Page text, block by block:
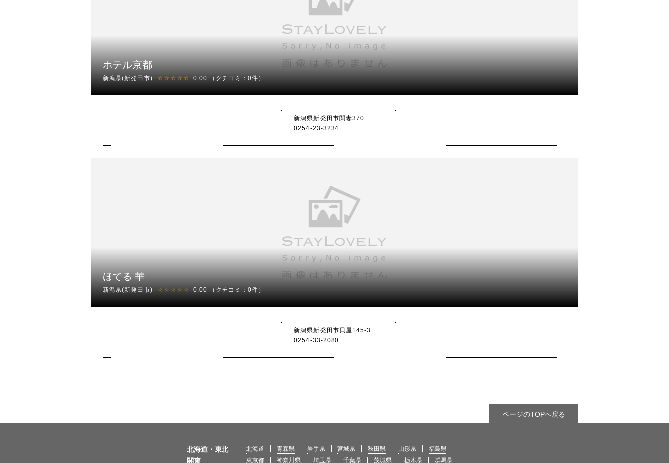
ホテル京都
新潟県(新発田市) ☆☆☆☆☆ 0.00 （クチコミ：0件）
新潟県新発田市関妻370
0254-23-3234
ほてる 華
新潟県(新発田市) ☆☆☆☆☆ 0.00 （クチコミ：0件）
新潟県新発田市貝屋145-3
0254-33-2080
北海道・東北 北海道 青森県 岩手県 宮城県 秋田県 山形県 福島県
関東 東京都 神奈川県 埼玉県 千葉県 茨城県 栃木県 群馬県
ページのTOPへ戻る